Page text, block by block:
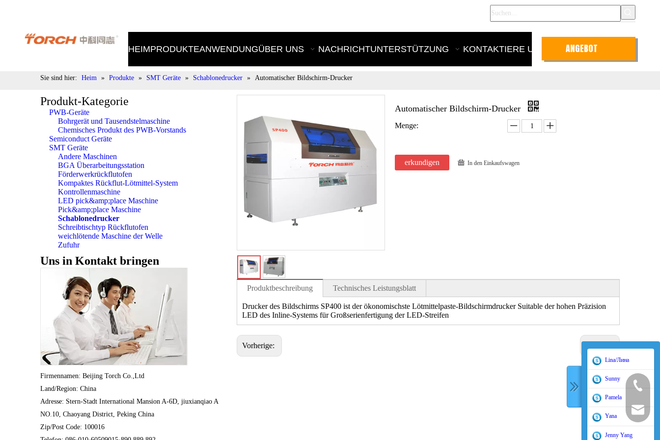
HEIMPRODUKTEANWENDUNGÜBER UNS NACHRICHTUNTERSTÜTZUNG KONTAKTIERE UNS
ANGEBOT
Sie sind hier: Heim » Produkte » SMT Geräte » Schablonedrucker » Automatischer Bildschirm-Drucker
Produkt-Kategorie
PWB-Geräte
Bohrgerät und Tausendstelmaschine
Chemisches Produkt des PWB-Vorstands
Semiconduct Geräte
SMT Geräte
Andere Maschinen
BGA Überarbeitungsstation
Förderwerkrückflutofen
Kompaktes Rückflut-Lötmittel-System
Kontrollenmaschine
LED pick&amp;place Maschine
Pick&amp;place Maschine
Schablonedrucker
Schreibtischtyp Rückflutofen
weichlötende Maschine der Welle
Zufuhr
Uns in Kontakt bringen
Firmennamen: Beijing Torch Co.,Ltd
Land/Region: China
Adresse: Stern-Stadt International Mansion A-6D, jiuxianqiao A
NO.10, Chaoyang District, Peking China
Zip/Post Code: 100016
Automatischer Bildschirm-Drucker
Menge:
erkundigen In den Einkaufswagen
Produktbeschreibung Technisches Leistungsblatt
Drucker des Bildschirms SP400 ist der ökonomischste Lötmittelpaste-Bildschirmdrucker Suitable der hohen Präzision
LED des Inline-Systems für Großserienfertigung der LED-Streifen
Vorherige:
Lina/Лина
Sunny
Pamela
Yana
Jenny Yang
400-998-